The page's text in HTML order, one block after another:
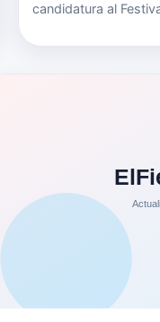
candidatura al
1992 en la ciudad